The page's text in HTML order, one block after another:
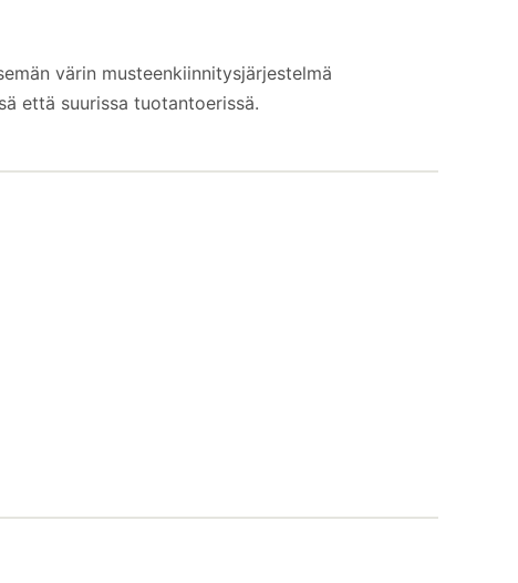
värin musteenkiinnitysjärjestelmä
että suurissa tuotantoerissä.